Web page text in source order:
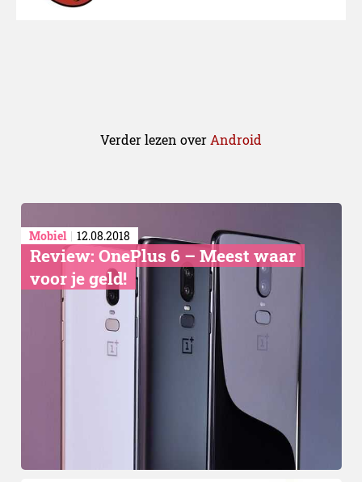
Verder lezen overAndroid
Mobiel 12.08.2018
Review: OnePlus 6 – Meest waar
voor je geld!